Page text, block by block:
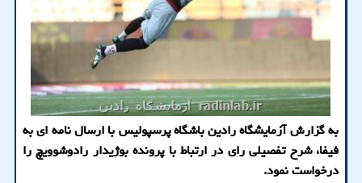
به گزارش آزمایشگاه رادین باشگاه پرسپولیس با ارسال نامه ای به
فیفا، شرح تفصیلی رای در ارتباط با پرونده بوژیدار رادوشوویچ را
درخواست نمود.